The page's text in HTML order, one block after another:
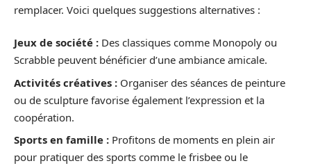
remplacer. Voici quelques suggestions alternatives :
Jeux de société : Des classiques comme Monopoly ou
Scrabble peuvent bénéficier d’une ambiance amicale.
Activités créatives : Organiser des séances de peinture
ou de sculpture favorise également l’expression et la
coopération.
Sports en famille : Profitons de moments en plein air
pour pratiquer des sports comme le frisbee ou le